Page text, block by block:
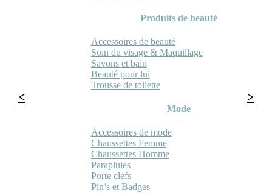
Produits de beauté
Accessoires de beauté
Soin du visage & Maquillage
Savons et bain
Beauté pour lui
Trousse de toilette
Mode
Accessoires de mode
Chaussettes Femme
Chaussettes Homme
Parapluies
Porte clefs
Pin’s et Badges